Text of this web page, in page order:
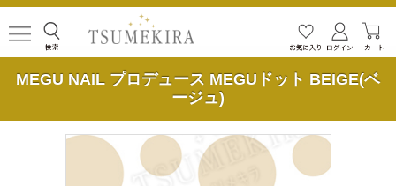
MEGU NAIL プロデュース MEGUドット BEIGE(ベ
ージュ)